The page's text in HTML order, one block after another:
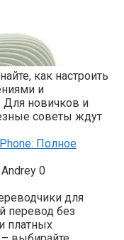
как настроить
и
Для новичков и
советы ждут
Полное
Andrey 0
для
перевод без
платных